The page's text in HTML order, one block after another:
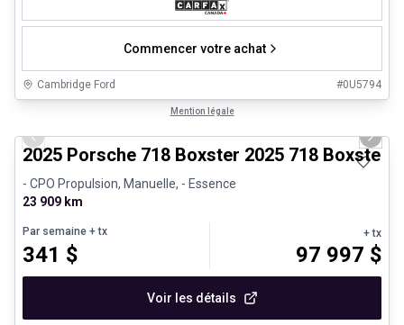
Commencer votre achat
Cambridge Ford #0U5794
Mention légale
Véhicules d'occasion certifiés
Previous slide Next
2025 Porsche 718 Boxster 2025 718 Boxster -
- CPO Propulsion, Manuelle, - Essence
23 909 km
Par semaine + tx
341 $
+ tx
97 997 $
Voir les détails